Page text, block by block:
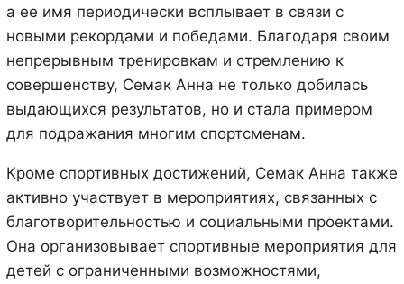
а ее имя периодически всплывает в связи с
новыми рекордами и победами. Благодаря своим
непрерывным тренировкам и стремлению к
совершенству, Семак Анна не только добилась
выдающихся результатов, но и стала примером
для подражания многим спортсменам.
Кроме спортивных достижений, Семак Анна также
активно участвует в мероприятиях, связанных с
благотворительностью и социальными проектами.
Она организовывает спортивные мероприятия для
детей с ограниченными возможностями,